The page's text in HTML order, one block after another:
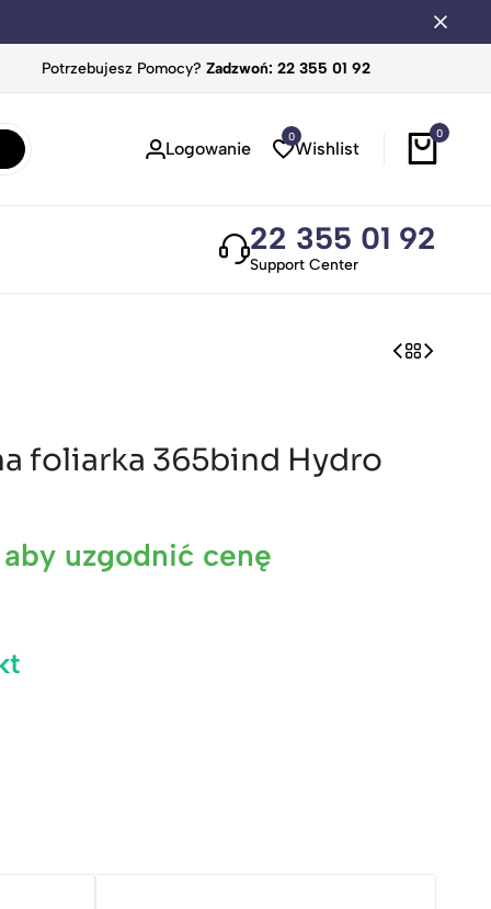
Potrzebujesz Pomocy?Zadzwoń: 22 355 01 92
Logowanie
0
Wishlist
0
22 355 01 92
Support Center
foliarka 365bind Hydro
uzgodnić cenę